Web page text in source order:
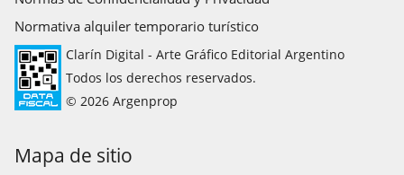
Normativa alquiler temporario turístico
Clarín Digital - Arte Gráfico Editorial Argentino
Todos los derechos reservados.
© 2026 Argenprop
Mapa de sitio